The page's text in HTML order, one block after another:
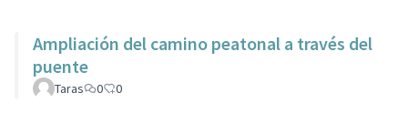
Ampliación del camino peatonal a través del
puente
Taras 0 0